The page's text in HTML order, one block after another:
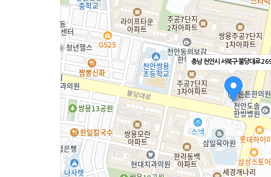
충남 천안시 서북구 불당대로